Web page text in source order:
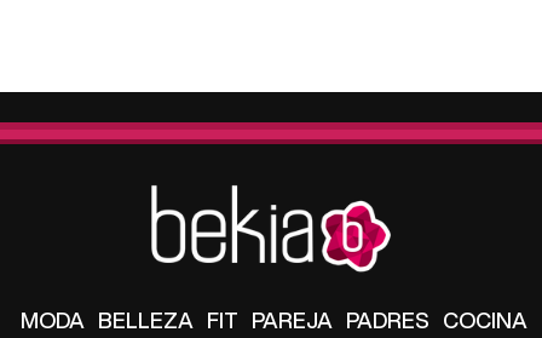
MODA BELLEZA FIT PAREJA PADRES COCINA